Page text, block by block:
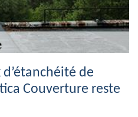
de
Couverture reste